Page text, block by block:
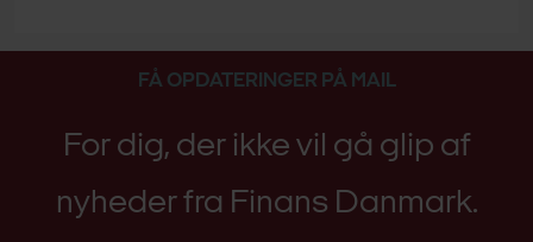
FÅ OPDATERINGER PÅ MAIL
For dig, der ikke vil gå glip af
nyheder fra Finans Danmark.